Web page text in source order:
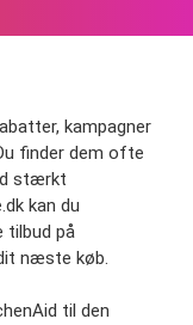
kampagner
finder dem ofte
stærkt
kan du
tilbud på
næste køb.
til den